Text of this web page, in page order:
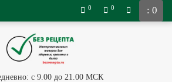
: 0
0 0
с 9.00 до 21.00 МСК